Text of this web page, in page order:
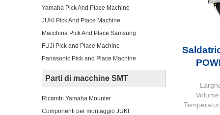
Yamaha Pick And Place Machine
JUKI Pick And Place Machine
Macchina Pick And Place Samsung
FUJI Pick and Place Machine
Panasonic Pick and Place Machine
Parti di macchine SMT
Ricambi Yamaha Mounter
Componenti per montaggio JUKI